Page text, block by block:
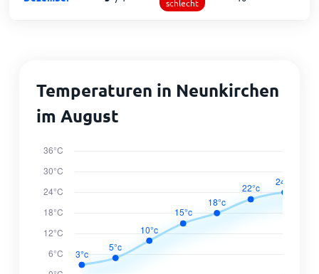
schlecht
Temperaturen in Neunkirchen
im August